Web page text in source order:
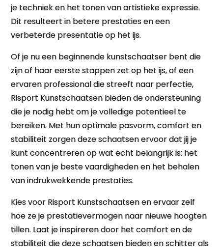
je techniek en het tonen van artistieke expressie.
Dit resulteert in betere prestaties en een
verbeterde presentatie op het ijs.
Of je nu een beginnende kunstschaatser bent die
zijn of haar eerste stappen zet op het ijs, of een
ervaren professional die streeft naar perfectie,
Risport Kunstschaatsen bieden de ondersteuning
die je nodig hebt om je volledige potentieel te
bereiken. Met hun optimale pasvorm, comfort en
stabiliteit zorgen deze schaatsen ervoor dat jij je
kunt concentreren op wat echt belangrijk is: het
tonen van je beste vaardigheden en het behalen
van indrukwekkende prestaties.
Kies voor Risport Kunstschaatsen en ervaar zelf
hoe ze je prestatievermogen naar nieuwe hoogten
tillen. Laat je inspireren door het comfort en de
stabiliteit die deze schaatsen bieden en schitter als